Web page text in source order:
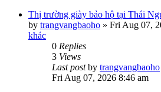
Thị trường giày bảo hộ tại Thái
by trangvangbaoho » Fri Aug 07,
khác
0 Replies
3 Views
Last postby trangvangbaoho
Fri Aug 07, 2026 8:46 am